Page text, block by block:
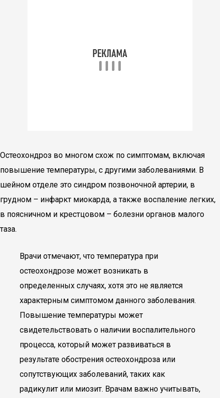
Остеохондроз во многом схож по симптомам, включая
повышение температуры, с другими заболеваниями. В
шейном отделе это синдром позвоночной артерии, в
грудном – инфаркт миокарда, а также воспаление легких,
в поясничном и крестцовом – болезни органов малого
таза.
Врачи отмечают, что температура при
остеохондрозе может возникать в
определенных случаях, хотя это не является
характерным симптомом данного заболевания.
Повышение температуры может
свидетельствовать о наличии воспалительного
процесса, который может развиваться в
результате обострения остеохондроза или
сопутствующих заболеваний, таких как
радикулит или миозит. Врачам важно учитывать,